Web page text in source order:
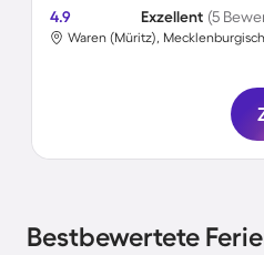
4.9 Exzellent (5
Bestbewertete